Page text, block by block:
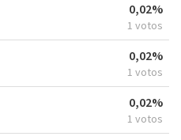
0,02%
1 votos
0,02%
1 votos
0,02%
1 votos